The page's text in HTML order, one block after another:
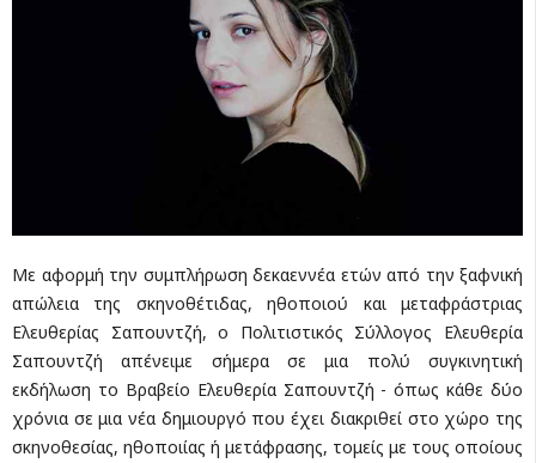
Με αφορμή την συμπλήρωση δεκαεννέα ετών από την ξαφνική
απώλεια της σκηνοθέτιδας, ηθοποιού και μεταφράστριας
Ελευθερίας Σαπουντζή, ο Πολιτιστικός Σύλλογος Ελευθερία
Σαπουντζή απένειμε σήμερα σε μια πολύ συγκινητική
εκδήλωση το Βραβείο Ελευθερία Σαπουντζή - όπως κάθε δύο
χρόνια σε μια νέα δημιουργό που έχει διακριθεί στο χώρο της
σκηνοθεσίας, ηθοποιίας ή μετάφρασης, τομείς με τους οποίους